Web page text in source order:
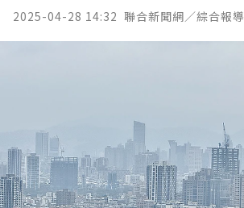
2025-04-28 14:32 聯合新聞網／綜合報導